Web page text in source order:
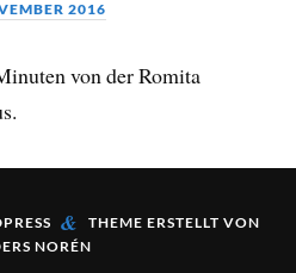
2016
von der Romita
&
THEME ERSTELLT VON
NORÉN